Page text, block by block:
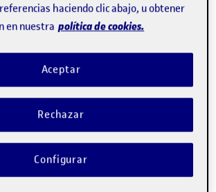
a la información y la
Estas recomendaciones se
pautas de accesibilidad del web
de la Universitat Oberta de
a cumplir el nivel de
A (AA), tal y como exigen a las
legislaciones europea y estatal.
haciendo clic abajo, u obtener
en nuestra política de cookies.
Rechazar
Aceptar
Configurar